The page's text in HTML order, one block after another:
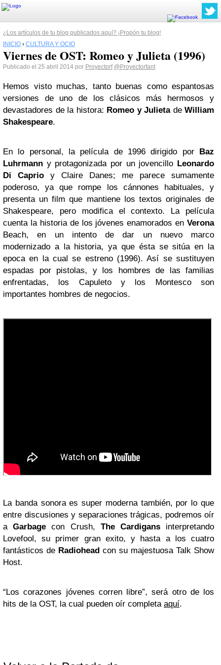
¿Los artículos de tu blog publicados aquí? ¡Propón tu blog!
INICIO › CULTURA Y OCIO
Viernes de OST: Romeo y Julieta (1996)
Publicado el 25 abril 2014 por Proyectorf @Proyectorfant
Hemos visto muchas, tanto buenas como espantosas
versiones de uno de los clásicos más hermosos y
devastadores de la histora: Romeo y Julietade William
Shakespeare.
En lo personal, la película de 1996 dirigido por Baz
Luhrmann y protagonizada por un jovencillo Leonardo
Di Caprio y Claire Danes; me parece sumamente
poderoso, ya que rompe los cánnones habituales, y
presenta un film que mantiene los textos originales de
Shakespeare, pero modifica el contexto. La película
cuenta la historia de los jóvenes enamorados en Verona
Beach, en un intento de dar un nuevo marco
modernizado a la historia, ya que ésta se sitúa en la
epoca en la cual se estreno (1996). Así se sustituyen
espadas por pistolas, y los hombres de las familias
enfrentadas, los Capuleto y los Montescoson
importantes hombres de negocios.
La banda sonora es super moderna también, por lo que
entre discusiones y separaciones trágicas, podremos oír
aGarbage con Crush, The Cardigansinterpretando
Lovefool, su primer gran exito, y hasta a los cuatro
fantásticos de Radiohead con su majestuosa Talk Show
Host.
“Los corazones jóvenes corren libre”, será otro de los
hits de la OST, la cual pueden oír completa aquí.